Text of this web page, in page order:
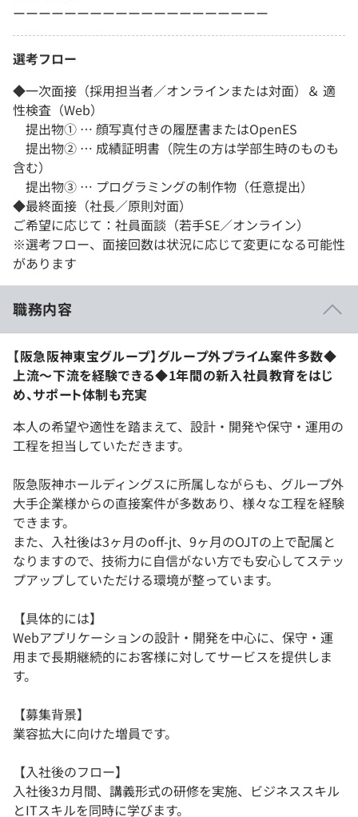
ーーーーーーーーーーーーーーーーーーーー
選考フロー
◆一次面接（採用担当者／オンラインまたは対面）＆ 適
性検査（Web）
提出物① … 顔写真付きの履歴書またはOpenES
提出物② … 成績証明書（院生の方は学部生時のものも
含む）
提出物③ … プログラミングの制作物（任意提出）
◆最終面接（社長／原則対面）
ご希望に応じて：社員面談（若手SE／オンライン）
※選考フロー、面接回数は状況に応じて変更になる可能性
があります
職務内容
【阪急阪神東宝グループ】グループ外プライム案件多数◆
上流～下流を経験できる◆1年間の新入社員教育をはじ
め、サポート体制も充実
本人の希望や適性を踏まえて、設計・開発や保守・運用の
工程を担当していただきます。
阪急阪神ホールディングスに所属しながらも、グループ外
大手企業様からの直接案件が多数あり、様々な工程を経験
できます。
また、入社後は3ヶ月のoff-jt、9ヶ月のOJTの上で配属と
なりますので、技術力に自信がない方でも安心してステッ
プアップしていただける環境が整っています。
【具体的には】
Webアプリケーションの設計・開発を中心に、保守・運
用まで長期継続的にお客様に対してサービスを提供しま
す。
【募集背景】
業容拡大に向けた増員です。
【入社後のフロー】
入社後3カ月間、講義形式の研修を実施、ビジネススキル
とITスキルを同時に学びます。